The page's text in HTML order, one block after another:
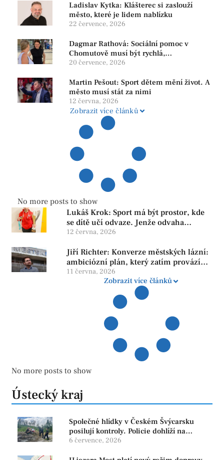
Ladislav Kytka: Klášterec si zaslouží
město, které je lidem nablízku
22 července, 2026
Dagmar Rathová: Sociální pomoc v
Chomutově musí být rychlá,
srozumitelná a férová. Ne udržovat lidi v
20 července, 2026
Martin Pešout: Sport dětem mění život. A
město musí stát za nimi
12 června, 2026
Zobrazit více článků
No more posts to show
Lukáš Krok: Sport má být prostor, kde
se dítě učí odvaze. Jenže odvaha
neroste tam, kde se bojí udělat chybu.
12 června, 2026
Jiří Richter: Konverze městských lázní:
ambiciózní plán, který zatím provází
více otazníků než jistot
11 června, 2026
Zobrazit více článků
No more posts to show
Ústecký kraj
Společné hlídky v Českém Švýcarsku
posilují kontroly. Policie dohlíží na
bezpečnost i ochranu přírody
6 července, 2026